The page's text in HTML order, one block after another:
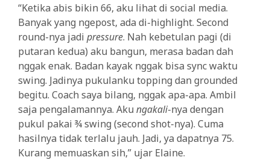
“Ketika abis bikin 66, aku lihat di social media.
Banyak yang ngepost, ada di-highlight. Second
round-nya jadi pressure. Nah kebetulan pagi (di
putaran kedua) aku bangun, merasa badan dah
nggak enak. Badan kayak nggak bisa sync waktu
swing. Jadinya pukulanku topping dan grounded
begitu. Coach saya bilang, nggak apa-apa. Ambil
saja pengalamannya. Aku ngakali-nya dengan
pukul pakai ¾ swing (second shot-nya). Cuma
hasilnya tidak terlalu jauh. Jadi, ya dapatnya 75.
Kurang memuaskan sih,” ujar Elaine.